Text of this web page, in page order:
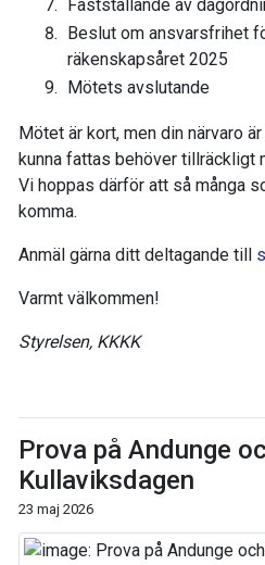
Fastställande av
Beslut om ansvarsfrihet
räkenskapsåret 2025
Mötets avslutande
Mötet är kort, men din närvaro
kunna fattas behöver tillräckligt
Vi hoppas därför att så många
komma.
Anmäl gärna ditt deltagande till
Varmt välkommen!
Styrelsen, KKKK
Prova på Andunge
Kullaviksdagen
23 maj 2026